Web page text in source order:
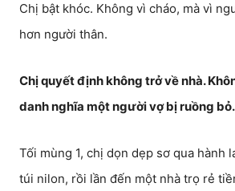
Chị bật khóc. Không vì cháo, mà vì
hơn người thân.
Chị quyết định không trở về nhà.
danh nghĩa một người vợ bị ruồng bỏ.
Tối mùng 1, chị dọn dẹp sơ qua hành
túi nilon, rồi lần đến một nhà trọ rẻ